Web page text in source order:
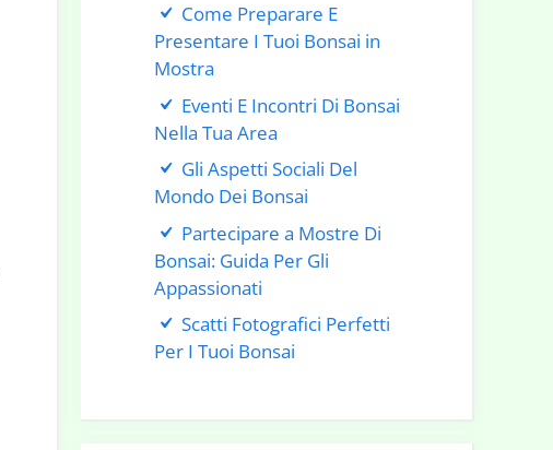
Come Preparare E
Presentare I Tuoi Bonsai in
Mostra
Eventi E Incontri Di Bonsai
Nella Tua Area
Gli Aspetti Sociali Del
Mondo Dei Bonsai
Partecipare a Mostre Di
Bonsai: Guida Per Gli
Appassionati
Scatti Fotografici Perfetti
Per I Tuoi Bonsai